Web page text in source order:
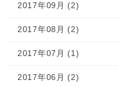
2017年09月 (2)
2017年08月 (2)
2017年07月 (1)
2017年06月 (2)